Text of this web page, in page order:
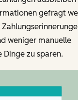
gefragt
weniger manuelle
zu sparen.